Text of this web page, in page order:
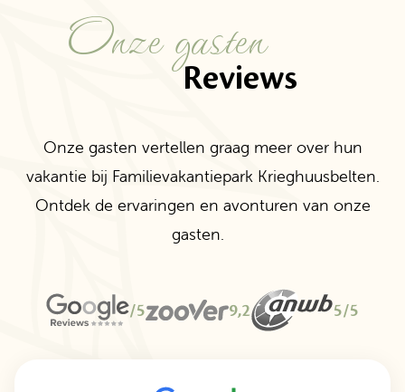
Onze gasten
Reviews
Onze gasten vertellen graag meer over hun
vakantie bij Familievakantiepark Krieghuusbelten.
Ontdek de ervaringen en avonturen van onze
gasten.
/5 9,2 5/5